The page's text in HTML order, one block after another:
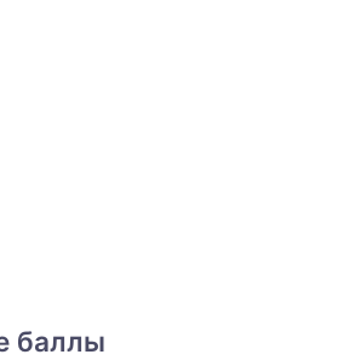
баллы